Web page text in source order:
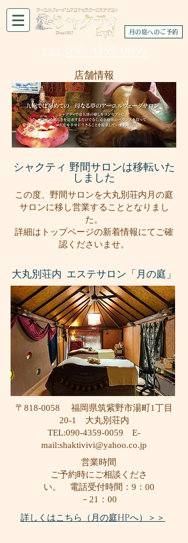
月の庭へのご予約
tel090-4359-0059
店舗情報
シャクティ 野間サロンは移転いた
しました
この度、野間サロンを大丸別荘内月の庭
サロンに移し営業することとなりまし
た。
詳細はトップページの新着情報にてご確
認くださいませ。
大丸別荘内 エステサロン「月の庭」
〒818-0058 福岡県筑紫野市湯町1丁目
20-1 大丸別荘内
TEL:090-4359-0059
E-
mail:shaktivivi@yahoo.co.jp
営業時間
ご予約時にご相談くださ
い。 電話受付時間：9：00
－21：00
詳しくはこちら（月の庭HPへ）＞＞